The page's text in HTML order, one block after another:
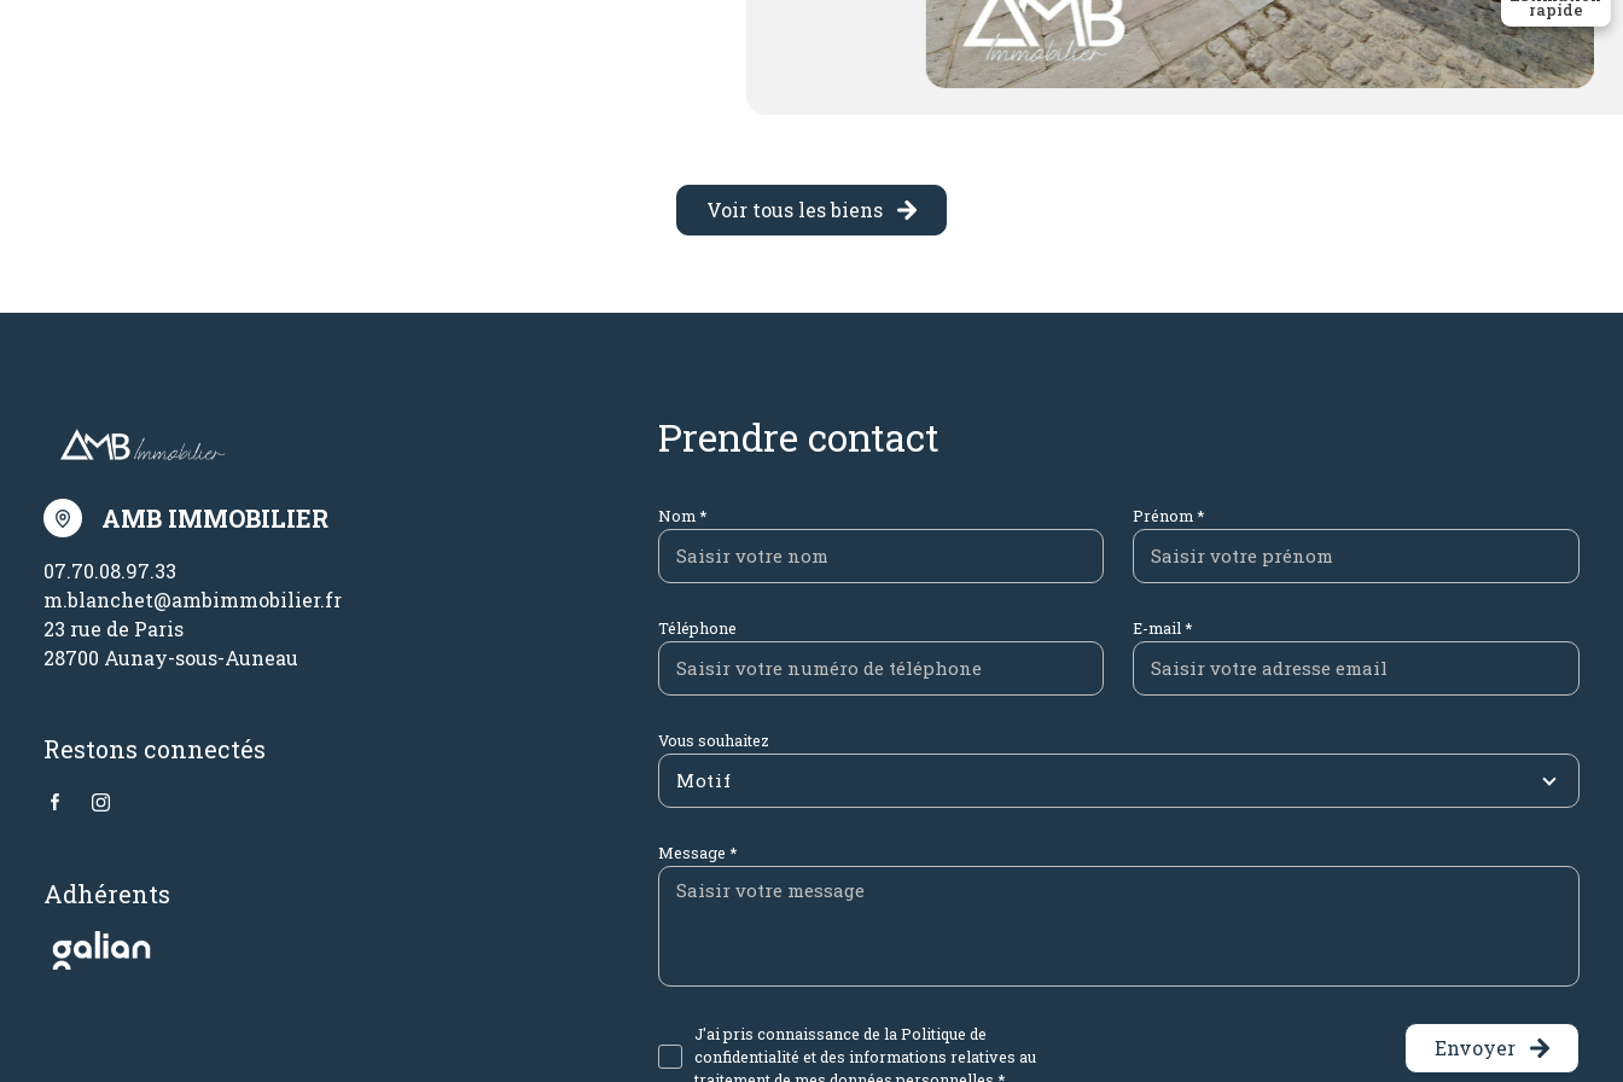
Voir tous les biens
rapide
prendre contact
Nom * Prénom *
Téléphone E-mail *
Vous souhaitez
Motif
Message *
J'ai pris connaissance de la Politique de
confidentialité et des informations relatives au
Envoyer
AMB IMMOBILIER
07.70.08.97.33
m.blanchet@ambimmobilier.fr
23 rue de Paris
28700 Aunay-sous-Auneau
Restons connectés
Adhérents